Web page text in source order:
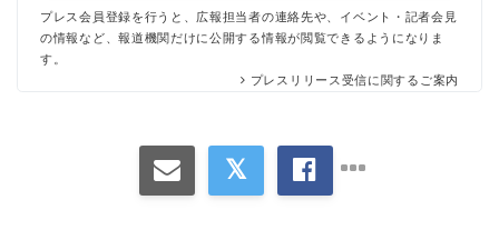
プレス会員登録を行うと、広報担当者の連絡先や、イベント・記者会見
の情報など、報道機関だけに公開する情報が閲覧できるようになりま
す。
プレスリリース受信に関するご案内